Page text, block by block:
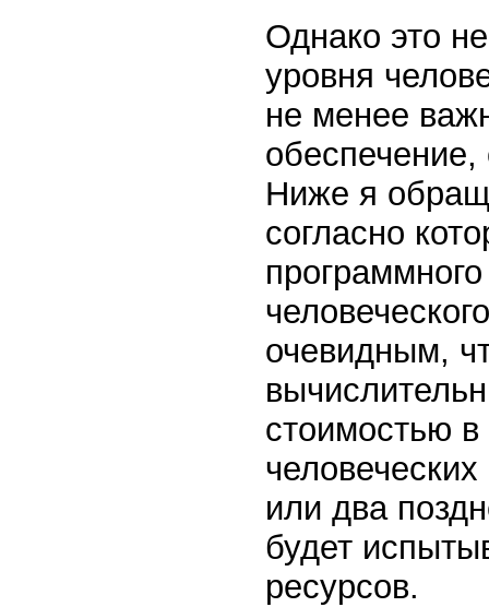
Однако это
уровня
не менее
Ниже я
согласно
очевидным,
стоимостью
или два
будет
ресурсов.